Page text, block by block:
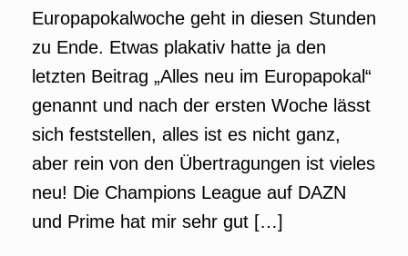
Europapokalwoche geht in diesen Stunden
zu Ende. Etwas plakativ hatte ja den
letzten Beitrag „Alles neu im Europapokal“
genannt und nach der ersten Woche lässt
sich feststellen, alles ist es nicht ganz,
aber rein von den Übertragungen ist vieles
neu! Die Champions League auf DAZN
und Prime hat mir sehr gut […]